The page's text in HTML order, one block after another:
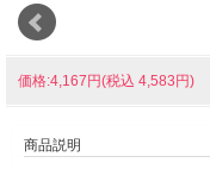
価格:4,167円(税込 4,583円)
商品説明